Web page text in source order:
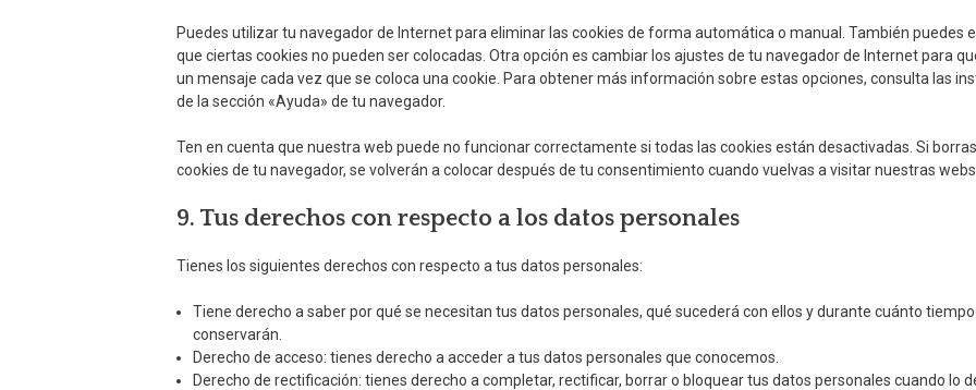
Puedes utilizar tu navegador de Internet para eliminar las cookies de forma automática o manual. También puedes
que ciertas cookies no pueden ser colocadas. Otra opción es cambiar los ajustes de tu navegador de Internet para
un mensaje cada vez que se coloca una cookie. Para obtener más información sobre estas opciones, consulta las
de la sección «Ayuda» de tu navegador.
Ten en cuenta que nuestra web puede no funcionar correctamente si todas las cookies están desactivadas. Si
cookies de tu navegador, se volverán a colocar después de tu consentimiento cuando vuelvas a visitar nuestras webs.
9. Tus derechos con respecto a los datos personales
Tienes los siguientes derechos con respecto a tus datos personales:
Tiene derecho a saber por qué se necesitan tus datos personales, qué sucederá con ellos y durante cuánto tiempo
conservarán.
Derecho de acceso: tienes derecho a acceder a tus datos personales que conocemos.
Derecho de rectificación: tienes derecho a completar, rectificar, borrar o bloquear tus datos personales cuando lo